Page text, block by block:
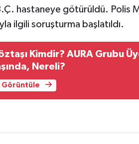
B.Ç. hastaneye götürüldü. Polis
ilgili soruşturma başlatıldı.
Kimdir? AURA Grubu
Nereli?
Görüntüle